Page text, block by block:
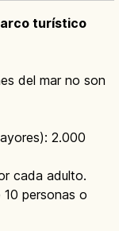
turístico
del mar no son
2.000
cada adulto.
personas o